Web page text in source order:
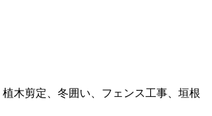
木剪定、冬囲い、フェンス工事、垣根